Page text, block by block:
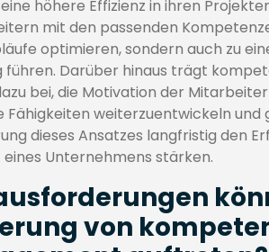
höhere Effizienz in ihren
mit den passenden
optimieren, sondern auch zu
Darüber hinaus trägt
bei, die Motivation der Mitarbeiter
Fähigkeiten weiterzuentwickeln und
dieses Ansatzes langfristig den
Unternehmens stärken.
von